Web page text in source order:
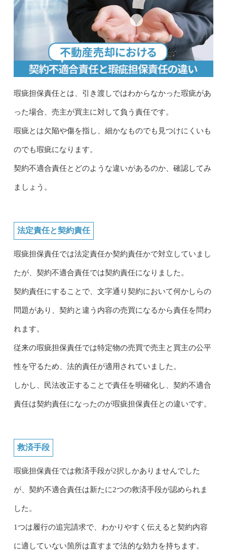
瑕疵担保責任とは、引き渡しではわからなかった瑕疵があ
った場合、売主が買主に対して負う責任です。
瑕疵とは欠陥や傷を指し、細かなものでも見つけにくいも
のでも瑕疵になります。
契約不適合責任とどのような違いがあるのか、確認してみ
ましょう。
法定責任と契約責任
瑕疵担保責任では法定責任か契約責任かで対立していまし
たが、契約不適合責任では契約責任になりました。
契約責任にすることで、文字通り契約において何かしらの
問題があり、契約と違う内容の売買になるから責任を問わ
れます。
従来の瑕疵担保責任では特定物の売買で売主と買主の公平
性を守るため、法的責任が適用されていました。
しかし、民法改正することで責任を明確化し、契約不適合
責任は契約責任になったのが瑕疵担保責任との違いです。
救済手段
瑕疵担保責任では救済手段が2択しかありませんでした
が、契約不適合責任は新たに2つの救済手段が認められま
した。
1つは履行の追完請求で、わかりやすく伝えると契約内容
に適していない箇所は直すまで法的な効力を持ちます。